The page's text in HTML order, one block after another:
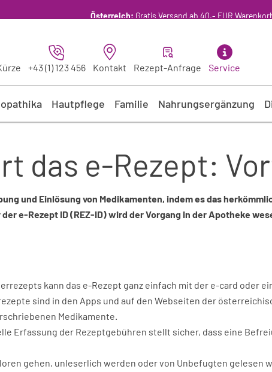
+43 (1) 123 456 Kontakt Rezept-Anfrage Service
Hautpflege Familie Nahrungsergänzung
das e-Rezept:
und Einlösung von Medikamenten, indem es das
e-Rezept ID (REZ-ID) wird der Vorgang in der Apotheke
kann das e-Rezept ganz einfach mit der e-card oder
sind in den Apps und auf den Webseiten der
Medikamente.
Erfassung der Rezeptgebühren stellt sicher, dass eine
gehen, unleserlich werden oder von Unbefugten gelesen